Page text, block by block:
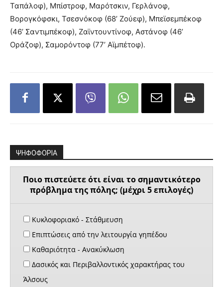
Ταπάλοφ), Μπίστροφ, Μαρότσκιν, Γερλάνοφ,
Βορογκόφσκι, Τσεσνόκοφ (68’ Ζούεφ), Μπεϊσεμπέκοφ
(46’ Σαντιμπέκοφ), Ζαϊντουντίνοφ, Αστάνοφ (46’
Οράζοφ), Σαμορόντοφ (77’ Αϊμπέτοφ).
ΨΗΦΟΦΟΡΙΑ
Ποιο πιστεύετε ότι είναι το σημαντικότερο
πρόβλημα της πόλης; (μέχρι 5 επιλογές)
Κυκλοφοριακό - Στάθμευση
Επιπτώσεις από την λειτουργία γηπέδου
Καθαριότητα - Ανακύκλωση
Δασικός και Περιβαλλοντικός χαρακτήρας του
Άλσους